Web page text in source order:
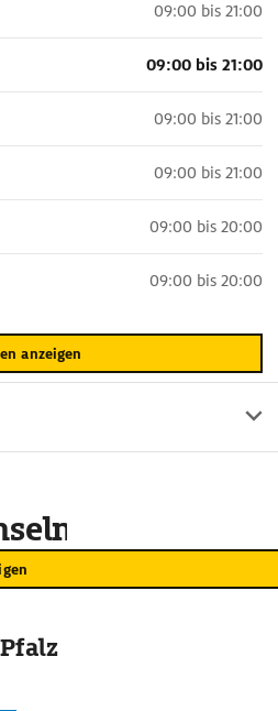
09:00 bis 21:00
09:00 bis 21:00
09:00 bis 21:00
09:00 bis 21:00
09:00 bis 20:00
09:00 bis 20:00
anzeigen